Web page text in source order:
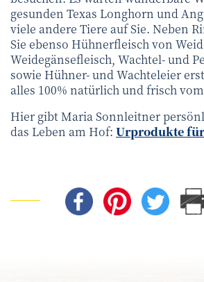
gesunden Texas Longhorn und
viele andere Tiere auf Sie. Neben
Sie ebenso Hühnerfleisch von
Weidegänsefleisch, Wachtel- und
sowie Hühner- und Wachteleier
alles 100% natürlich und frisch
Hier gibt Maria Sonnleitner
das Leben am Hof: Urprodukte